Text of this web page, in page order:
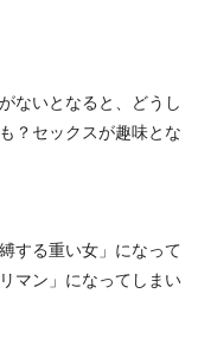
ないとなると、どうし
？セックスが趣味とな
する重い女」になって
マン」になってしまい